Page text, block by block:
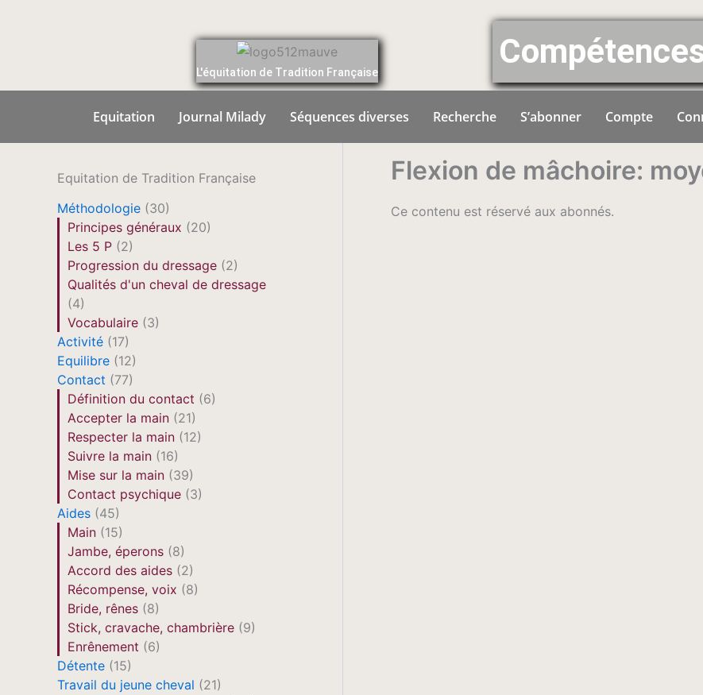
L'équitation de Tradition Française
Equitation Journal Milady Séquences diverses Recherche S’abonner Compte
Equitation de Tradition Française
Méthodologie (30)
Principes généraux (20)
Les 5 P (2)
Progression du dressage (2)
Qualités d'un cheval de dressage
(4)
Vocabulaire (3)
Activité (17)
Equilibre (12)
Contact (77)
Définition du contact (6)
Accepter la main (21)
Respecter la main (12)
Suivre la main (16)
Mise sur la main (39)
Contact psychique (3)
Aides (45)
Main (15)
Jambe, éperons (8)
Accord des aides (2)
Récompense, voix (8)
Bride, rênes (8)
Stick, cravache, chambrière (9)
Enrênement (6)
Détente (15)
Travail du jeune cheval (21)
Flexion de mâchoire:
Ce contenu est réservé aux abonnés.